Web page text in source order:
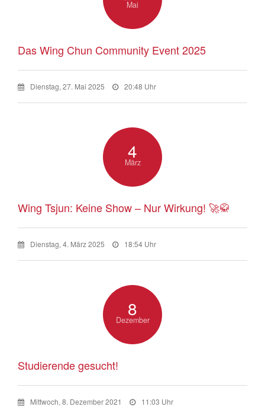
Mai
Das Wing Chun Community Event 2025
Dienstag, 27. Mai 2025 20:48 Uhr
4
März
Wing Tsjun: Keine Show – Nur Wirkung! 🚀🥋
Dienstag, 4. März 2025 18:54 Uhr
8
Dezember
Studierende gesucht!
Mittwoch, 8. Dezember 2021 11:03 Uhr